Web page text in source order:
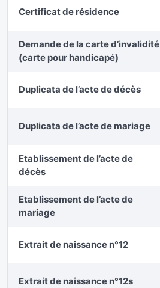
Certificat de résidence
Demande de la carte d’invalidité
(carte pour handicapé)
Duplicata de l’acte de décès
Duplicata de l’acte de mariage
Etablissement de l’acte de
décès
Etablissement de l’acte de
mariage
Extrait de naissance n°12
Extrait de naissance n°12s